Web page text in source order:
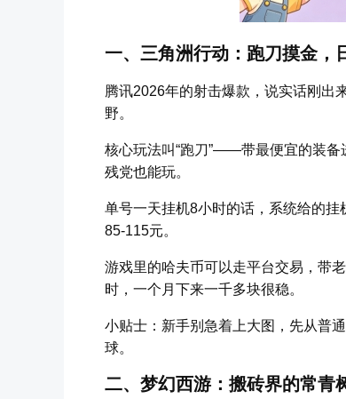
一、三角洲行动：跑刀摸金，
腾讯2026年的射击爆款，说实话刚出
野。
核心玩法叫“跑刀”——带最便宜的装备
残党也能玩。
单号一天挂机8小时的话，系统给的
85-115元。
游戏里的哈夫币可以走平台交易，带
时，一个月下来一千多块很稳。
小贴士：新手别急着上大图，先从普
球。
二、梦幻西游：搬砖界的常青